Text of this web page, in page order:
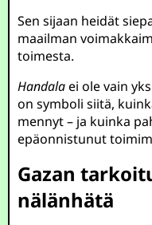
Sen sijaan heidät
maailman
toimesta.
Handalaei ole vain
on symboli siitä,
mennyt – ja kuinka
epäonnistunut
Gazan
nälänhätä